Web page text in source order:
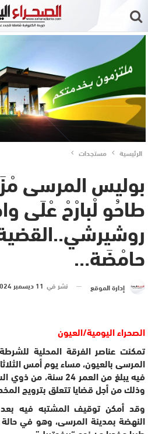
الرئيسية مستجدات
بوليس المرسى
طاحُو لْبارْحْ عْلَى
حامْضَة…
إدارة الموقع نشر في 11 ديسمبر 2024 الساعة 21 و 30 دقيقة
الصحراء اليومية/العيون
تمكنت عناصر الفرقة المحلية
فيه يبلغ من العمر 24
وذلك من أجل قضايا تتعلق بترويج
وقد أمكن توقيف المشتبه فيه